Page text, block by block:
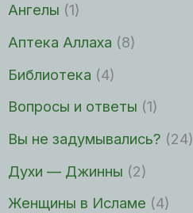
Ангелы (1)
Аптека Аллаха (8)
Библиотека (4)
Вопросы и ответы (1)
Вы не задумывались? (24)
Духи — Джинны (2)
Женщины в Исламе (4)